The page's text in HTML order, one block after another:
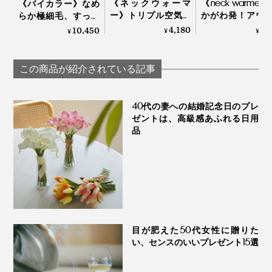
《バイカラー》なめ
らか極細毛、すっき
り軽い着け心地の
¥10,450
《ネックウォーマ
ー》トリプル空気層
で冷気をブロックす
寒がり屋さん
¥4,180
《neck warmer
かがわ発！アウ
アにも、通勤に
¥
この商品が紹介されている記事
40代の妻への結婚記念日のプレ
ゼントは、高級感あふれる日用
品
目が肥えた50代女性に贈りた
い、センスのいいプレゼント15選